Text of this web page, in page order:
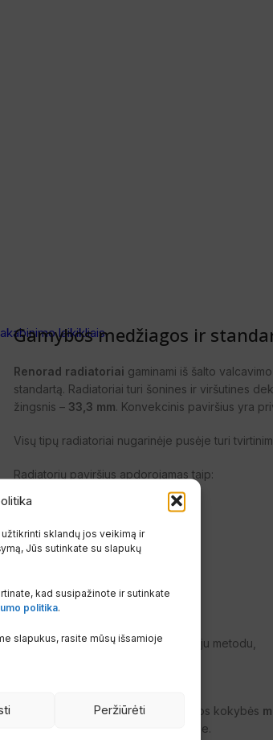
sklandų jos veikimą ir
Jūs sutinkate su slapukų
kad susipažinote ir sutinkate
politika.
slapukus, rasite mūsų išsamioje
Peržiūrėti
Gamybos medžiagos ir
Renorad radiatoriai gaminami iš šalto
standartą. Radiatoriai turi šonines ir viršutines
žingsnis – 33,3 mm. Konvekcinis paviršius yra
Visų tipų radiatoriai nugarinėje pusėje turi
Radiatorių paviršius apdorojamas taip:
nuriebalinamas,
fosfatuojamas,
nuplaunamas,
padengiamas gruntu panardinamuoju metodu,
Po to paviršius padengiamas aukštos kokybės
sukepinamas aukštoje temperatūroje.